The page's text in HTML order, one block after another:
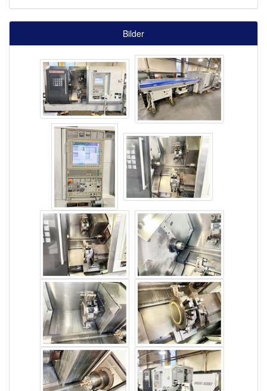
Bilder